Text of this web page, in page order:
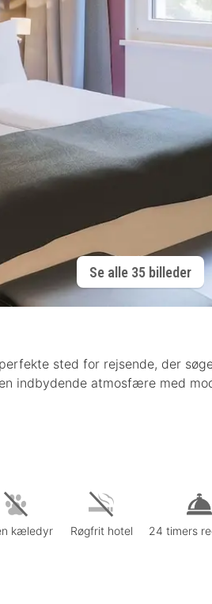
Se alle 35 billeder
sted for rejsende, der
indbydende atmosfære med
kæledyr Røgfrit hotel 24 timers